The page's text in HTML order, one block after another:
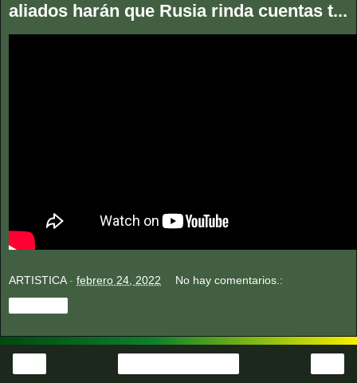
aliados harán que Rusia rinda cuentas t...
ARTISTICA - febrero 24, 2022 No hay comentarios.: